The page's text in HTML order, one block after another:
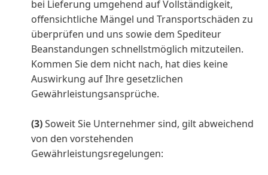
bei Lieferung umgehend auf Vollständigkeit,
offensichtliche Mängel und Transportschäden zu
überprüfen und uns sowie dem Spediteur
Beanstandungen schnellstmöglich mitzuteilen.
Kommen Sie dem nicht nach, hat dies keine
Auswirkung auf Ihre gesetzlichen
Gewährleistungsansprüche.
(3)Soweit Sie Unternehmer sind, gilt abweichend
von den vorstehenden
Gewährleistungsregelungen: